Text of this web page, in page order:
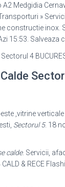
Medgidia
»
constructie inox.
15:53. Salveaza
,vitrine verticale
Sectorul 5. 18
calde. Servicii,
& RECE